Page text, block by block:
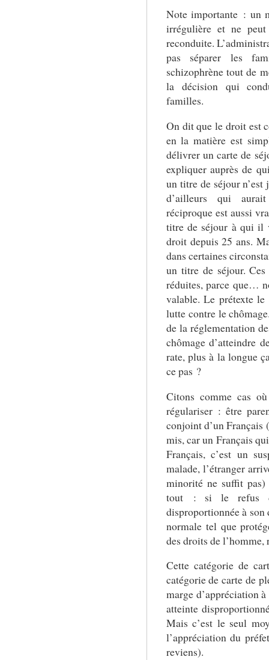
Note importante : un
irrégulière et ne
reconduite.
pas séparer les
schizophrène tout de
la décision qui
familles.
On dit que le droit est
en la matière est
délivrer un carte de
expliquer auprès de
un titre de séjour
d’ailleurs qui
réciproque est aussi
titre de séjour à qui il
droit depuis 25 ans.
dans certaines
un titre de séjour.
réduites, parce que…
valable. Le prétexte
lutte contre le
de la réglementation
chômage d’atteindre
rate, plus à la longue
ce pas ?
Citons comme cas
régulariser : être
conjoint d’un Français
mis, car un Français
Français, c’est un
malade, l’étranger
minorité ne suffit
tout : si le refus
disproportionnée à
normale tel que
des droits de
Cette catégorie de
catégorie de carte de
marge d’appréciation
atteinte
Mais c’est le seul
l’appréciation du
reviens).